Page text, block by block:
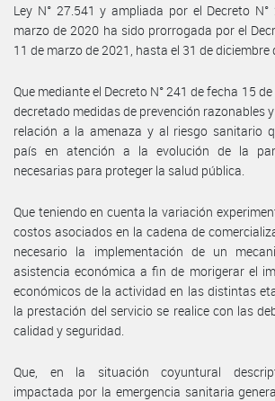
Ley N° 27.541 y ampliada por el Decreto
marzo de 2020 ha sido prorrogada por el
11 de marzo de 2021, hasta el 31 de diciembre
Que mediante el Decreto N° 241 de fecha 15
decretado medidas de prevención razonables
relación a la amenaza y al riesgo sanitario
país en atención a la evolución de la
necesarias para proteger la salud pública.
Que teniendo en cuenta la variación
costos asociados en la cadena de
necesario la implementación de un
asistencia económica a fin de morigerar el
económicos de la actividad en las distintas
la prestación del servicio se realice con las
calidad y seguridad.
Que, en la situación coyuntural
impactada por la emergencia sanitaria